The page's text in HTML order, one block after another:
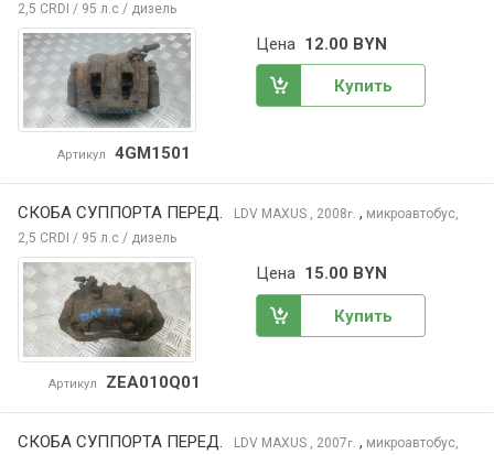
2,5 CRDI / 95 л.с / дизель
Артикул 4GM1501
Цена 12.00 BYN
Купить
СКОБА СУППОРТА ПЕРЕД. LDV MAXUS , 2008г. , микроавтобус,
2,5 CRDI / 95 л.с / дизель
Артикул ZEA010Q01
Цена 15.00 BYN
Купить
СКОБА СУППОРТА ПЕРЕД. LDV MAXUS , 2007г. , микроавтобус,